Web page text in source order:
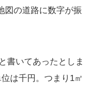
図の道路に数字が振
書いてあったとしま
は千円。つまり1㎡